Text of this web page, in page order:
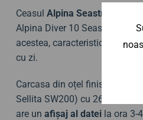
Ceasul Alpina Seastrong
Alpina Diver 10 Seastrong din
acestea, caracteristicile și
cu zi.
Carcasa din oțel finisată PVD
Sellita SW200) cu 26 de
are un afișaj al datei la ora 3-